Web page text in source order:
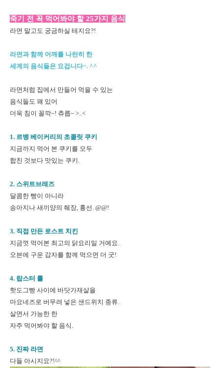
죽기 전 꼭 먹어봐야 할 25가지 음식
라면 말고도 궁금하실 테지요?!
라면과 함께 어깨를 나란히 한
세계의 음식들은 요겁니다~. ^^
라면처럼 집에서 만들어 먹을 수 있는
음식들도 꽤 있어
더욱 침이 꼴깍~! 츄릅~ >..<
1. 르뱅 베이커리의 초콜릿 쿠키
지금까지 먹어 본 쿠키를 모두
합친 것보다 맛있는 쿠키.
2. 스위트브래즈
달콤한 빵이 아니라
송아지나 새끼양의 췌장, 흉선. @@!
3. 직접 만든 로스트 치킨
지금껏 먹어본 최고의 닭요리일 거예요.
오븐에 구운 감자를 함께 먹으면 더 굿!
4. 랍스터 롤
핫도그빵 사이에 바닷가재살을
마요네즈로 버무려 넣은 샌드위치 종류.
살면서 가능한 한
자주 먹어봐야 할 음식.
5. 진짜 라면
다들 아시지요?!^^